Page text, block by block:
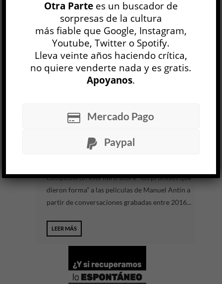
Hay partidos de fútbol que nunca terminan de
jugarse. El más célebre de todos, el que
disputaron Argentina e Inglaterra el 22 de junio
de 1986 en...
Mariángeles Fernández / Diego Sabanés
CINE Y TV
compusieron este libro sobre “los procesos que
dieron forma” a las películas de Manuel Antín a
partir de conversaciones grabadas entre 2016...
LEER MÁS
Otra Partees un buscador de
sorpresas de la cultura
más fiable que Google, Instagram,
Youtube, Twitter o Spotify.
Lleva veinte años haciendo crítica,
no quiere venderte nada y es gratis.
Apoyanos.
Mercado Pago
Paypal